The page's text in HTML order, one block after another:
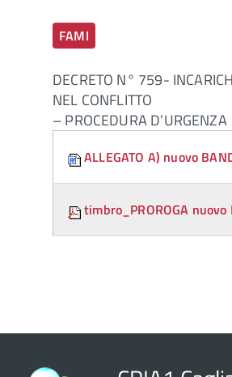
FAMI
DECRETO N° 759-
NEL CONFLITTO
– PROCEDURA D’URGENZA
Attachments:
ALLEGATO A) nuovo
timbro_PROROGA